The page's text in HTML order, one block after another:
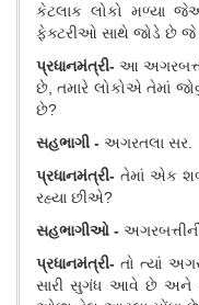
કેટલાક લોકો મળ્યા
ફેક્ટરીઓ સાથે જોડે છે જે
પ્રધાનમંત્રી- આ
છે, તમારે લોકોએ તેમાં
છે?
સહભાગી - અગરતલા સર.
પ્રધાનમંત્રી- તેમાં એક
રહ્યા છીએ?
સહભાગીઓ -
પ્રધાનમંત્રી- તો ત્યાં
સારી સુગંધ આવે છે અને